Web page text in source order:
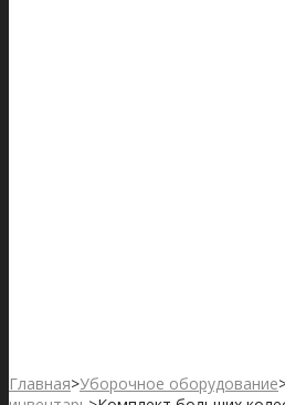
Главная>Уборочное оборудование